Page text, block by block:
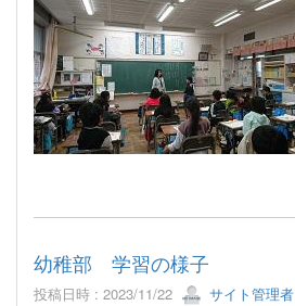
幼稚部 学習の様子
投稿日時 : 2023/11/22 サイト管理者